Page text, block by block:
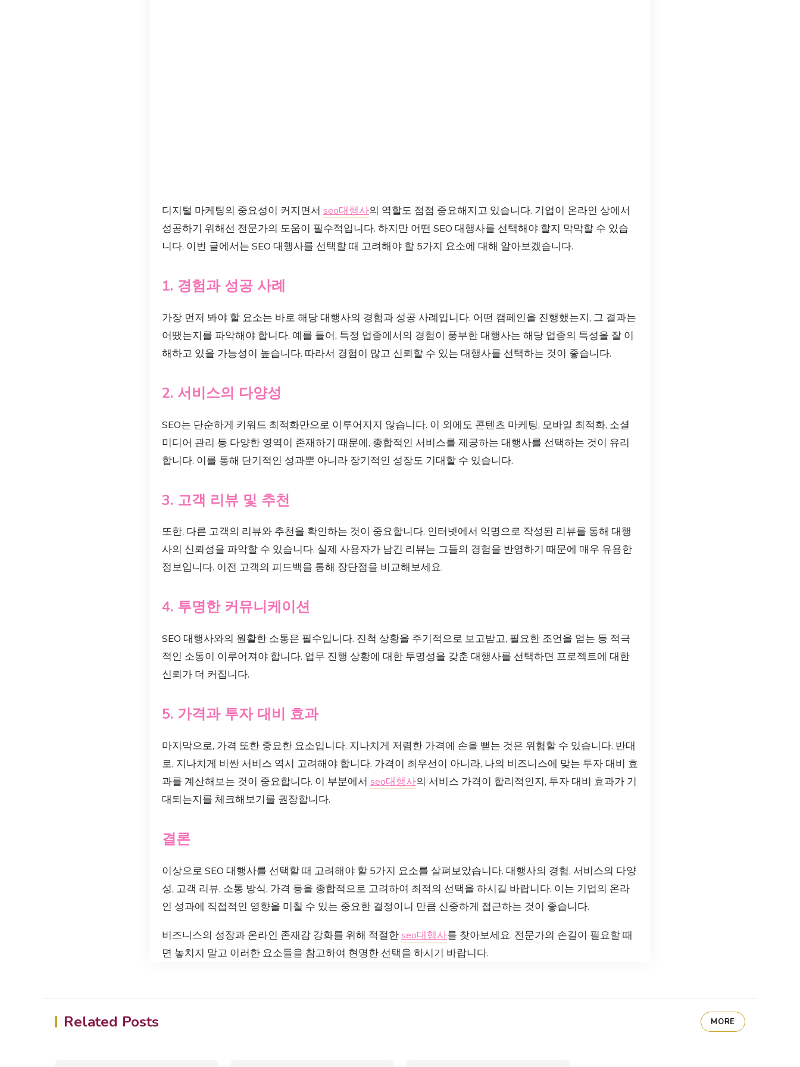
디지털 마케팅의 중요성이 커지면서 seo대행사의 역할도 점점 중요해지고 있습니다. 기업이 온라인 상에서
성공하기 위해선 전문가의 도움이 필수적입니다. 하지만 어떤 SEO 대행사를 선택해야 할지 막막할 수 있습
니다. 이번 글에서는 SEO 대행사를 선택할 때 고려해야 할 5가지 요소에 대해 알아보겠습니다.
1. 경험과 성공 사례
가장 먼저 봐야 할 요소는 바로 해당 대행사의 경험과 성공 사례입니다. 어떤 캠페인을 진행했는지, 그 결과는
어땠는지를 파악해야 합니다. 예를 들어, 특정 업종에서의 경험이 풍부한 대행사는 해당 업종의 특성을 잘 이
해하고 있을 가능성이 높습니다. 따라서 경험이 많고 신뢰할 수 있는 대행사를 선택하는 것이 좋습니다.
2. 서비스의 다양성
SEO는 단순하게 키워드 최적화만으로 이루어지지 않습니다. 이 외에도 콘텐츠 마케팅, 모바일 최적화, 소셜
미디어 관리 등 다양한 영역이 존재하기 때문에, 종합적인 서비스를 제공하는 대행사를 선택하는 것이 유리
합니다. 이를 통해 단기적인 성과뿐 아니라 장기적인 성장도 기대할 수 있습니다.
3. 고객 리뷰 및 추천
또한, 다른 고객의 리뷰와 추천을 확인하는 것이 중요합니다. 인터넷에서 익명으로 작성된 리뷰를 통해 대행
사의 신뢰성을 파악할 수 있습니다. 실제 사용자가 남긴 리뷰는 그들의 경험을 반영하기 때문에 매우 유용한
정보입니다. 이전 고객의 피드백을 통해 장단점을 비교해보세요.
4. 투명한 커뮤니케이션
SEO 대행사와의 원활한 소통은 필수입니다. 진척 상황을 주기적으로 보고받고, 필요한 조언을 얻는 등 적극
적인 소통이 이루어져야 합니다. 업무 진행 상황에 대한 투명성을 갖춘 대행사를 선택하면 프로젝트에 대한
신뢰가 더 커집니다.
5. 가격과 투자 대비 효과
마지막으로, 가격 또한 중요한 요소입니다. 지나치게 저렴한 가격에 손을 뻗는 것은 위험할 수 있습니다. 반대
로, 지나치게 비싼 서비스 역시 고려해야 합니다. 가격이 최우선이 아니라, 나의 비즈니스에 맞는 투자 대비 효
과를 계산해보는 것이 중요합니다. 이 부분에서 seo대행사의 서비스 가격이 합리적인지, 투자 대비 효과가 기
대되는지를 체크해보기를 권장합니다.
결론
이상으로 SEO 대행사를 선택할 때 고려해야 할 5가지 요소를 살펴보았습니다. 대행사의 경험, 서비스의 다양
성, 고객 리뷰, 소통 방식, 가격 등을 종합적으로 고려하여 최적의 선택을 하시길 바랍니다. 이는 기업의 온라
인 성과에 직접적인 영향을 미칠 수 있는 중요한 결정이니 만큼 신중하게 접근하는 것이 좋습니다.
비즈니스의 성장과 온라인 존재감 강화를 위해 적절한seo대행사를 찾아보세요. 전문가의 손길이 필요할 때
면 놓치지 말고 이러한 요소들을 참고하여 현명한 선택을 하시기 바랍니다.
Related Posts MORE